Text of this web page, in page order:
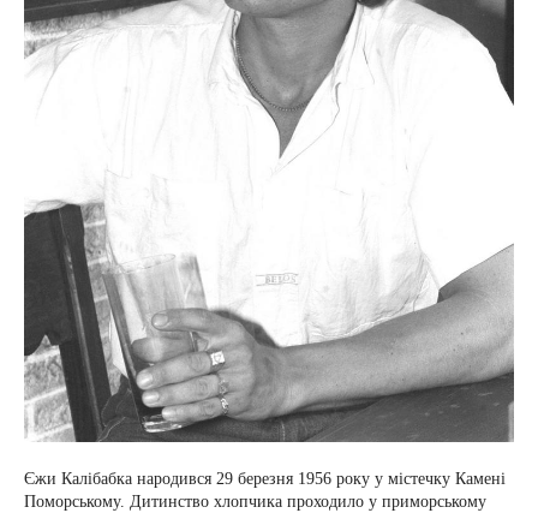
Єжи Калібабка народився 29 березня 1956 року у містечку Камені
Поморському. Дитинство хлопчика проходило у приморському